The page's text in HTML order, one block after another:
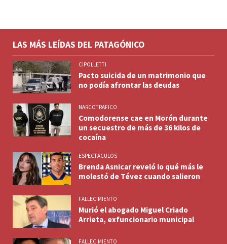
LAS MÁS LEÍDAS DEL PATAGÓNICO
CIPOLLETTI
Pacto suicida de un matrimonio que
no podía afrontar las deudas
NARCOTRAFICO
Comodorense cae en Morón durante
un secuestro de más de 36 kilos de
cocaína
ESPECTACULOS
Brenda Asnicar reveló lo qué más le
molestó de Tévez cuando salieron
FALLECIMIENTO
Murió el abogado Miguel Criado
Arrieta, exfuncionario municipal
FALLECIMIENTO